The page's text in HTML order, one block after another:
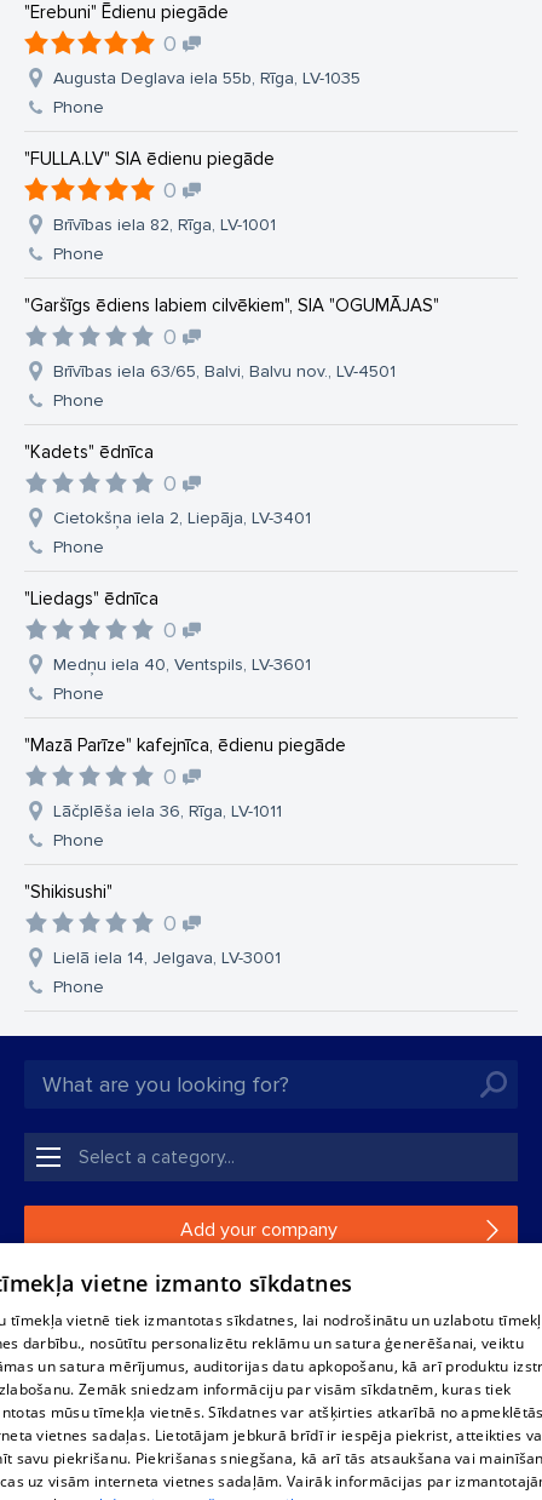
"Erebuni" Ēdienu piegāde
0
Augusta Deglava iela 55b, Rīga, LV-1035
Phone
"FULLA.LV" SIA ēdienu piegāde
0
Brīvības iela 82, Rīga, LV-1001
Phone
"Garšīgs ēdiens labiem cilvēkiem", SIA "OGUMĀJAS"
0
Brīvības iela 63/65, Balvi, Balvu nov., LV-4501
Phone
"Kadets" ēdnīca
0
Cietokšņa iela 2, Liepāja, LV-3401
Phone
"Liedags" ēdnīca
0
Medņu iela 40, Ventspils, LV-3601
Phone
"Mazā Parīze" kafejnīca, ēdienu piegāde
0
Lāčplēša iela 36, Rīga, LV-1011
Phone
"Shikisushi"
0
Lielā iela 14, Jelgava, LV-3001
Phone
Add your company
If your company is not in our database, please fill in a
Reproduction, or distribution of 1188 database, its parts or the
information contained in the database, or parts of information in
any form is strictly prohibited. Also automatic download is
prohibited. Reproduction of any material published on the
website 1188 is strictly forbidden without the editorial license of
vietne izmanto sīkdatnes
tīmekļa vietnē tiek izmantotas sīkdatnes, lai nodrošinātu un uzlabotu
darbību., nosūtītu personalizētu reklāmu un satura ģenerēšanai, veiktu
un satura mērījumus, auditorijas datu apkopošanu, kā arī produktu
Zemāk sniedzam informāciju par visām sīkdatnēm, kuras tiek
mūsu tīmekļa vietnēs. Sīkdatnes var atšķirties atkarībā no
vietnes sadaļas. Lietotājam jebkurā brīdī ir iespēja piekrist, atteikties
savu piekrišanu. Piekrišanas sniegšana, kā arī tās atsaukšana vai
uz visām interneta vietnes sadaļām. Vairāk informācijas par